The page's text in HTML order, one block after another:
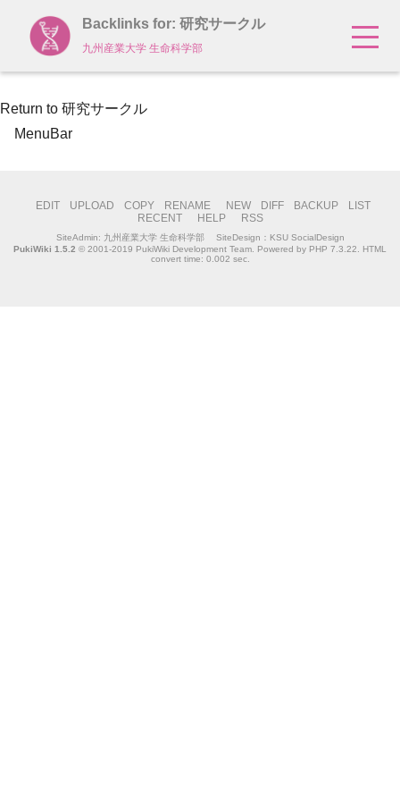
Backlinks for: 研究サークル
九州産業大学 生命科学部
Return to 研究サークル
MenuBar
EDIT UPLOAD COPY RENAME NEW DIFF BACKUP
LIST
RECENT
HELP RSS
SiteAdmin: 九州産業大学 生命科学部SiteDesign：KSU SocialDesign
PukiWiki 1.5.2 © 2001-2019 PukiWiki Development Team . Powered by PHP 7.3.22. HTML
convert time: 0.002 sec.